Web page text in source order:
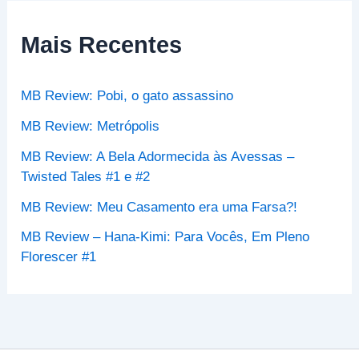
s
a
o
:
Mais Recentes
MB Review: Pobi, o gato assassino
MB Review: Metrópolis
MB Review: A Bela Adormecida às Avessas –
Twisted Tales #1 e #2
MB Review: Meu Casamento era uma Farsa?!
MB Review – Hana-Kimi: Para Vocês, Em Pleno
Florescer #1